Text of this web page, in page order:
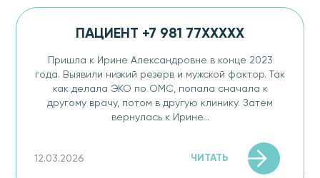
ПАЦИЕНТ +7 981 77XXXXX
Пришла к Ирине Александровне в конце 2023
года. Выявили низкий резерв и мужской фактор. Так
как делала ЭКО​ по ОМС, попала сначала к
другому врачу, потом в другую клинику. Затем
вернулась к Ирине...
12.03.2026 ЧИТАТЬ